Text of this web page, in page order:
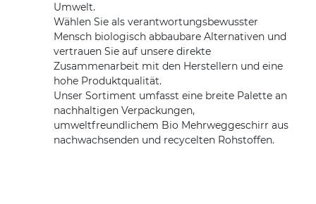
Umwelt.
Wählen Sie als verantwortungsbewusster
Mensch biologisch abbaubare Alternativen und
vertrauen Sie auf unsere direkte
Zusammenarbeit mit den Herstellern und eine
hohe Produktqualität.
Unser Sortiment umfasst eine breite Palette an
nachhaltigen Verpackungen,
umweltfreundlichem Bio Mehrweggeschirr aus
nachwachsenden und recycelten Rohstoffen.